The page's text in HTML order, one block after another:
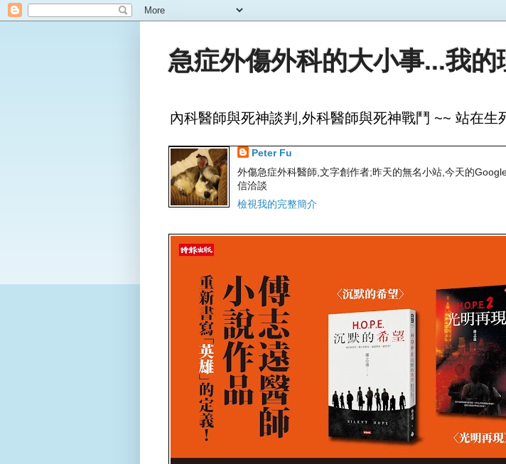
急症外傷外科的大小事...我
內科醫師與死神談判,外科醫師與死神戰鬥 ~~ 站在生
Peter Fu
外傷急症外科醫師,文字創作者;昨天的無名小站,今天的
信洽談
檢視我的完整簡介